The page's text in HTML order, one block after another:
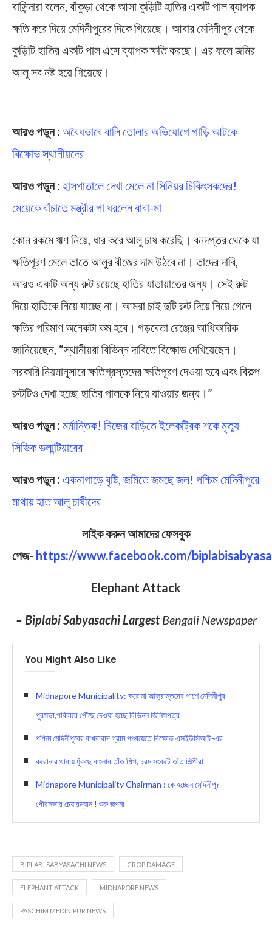
বাসিন্দারা বলেন, বাঁকুড়া থেকে আসা কুড়িটি হাতির একটি পাল ব্যাপক
ক্ষতি করে দিয়ে মেদিনীপুরের দিকে গিয়েছে। আবার মেদিনীপুর থেকে
কুড়িটি হাতির একটি পাল এসে ব্যাপক ক্ষতি করছে। এর ফলে জমির
আলু সব নষ্ট হয়ে গিয়েছে।
আরও পড়ুন : অবৈধভাবে বালি তোলার অভিযোগে গাড়ি আটকে
বিক্ষোভ স্থানীয়দের
আরও পড়ুন : হাসপাতালে দেখা মেলে না সিনিয়র চিকিৎসকদের!
মেয়েকে বাঁচাতে মন্ত্রীর পা ধরলেন বাবা-মা
কোন রকমে ঋণ নিয়ে, ধার করে আলু চাষ করেছি। বনদপ্তর থেকে যা
ক্ষতিপূরণ মেলে তাতে আলুর বীজের দাম উঠবে না। তাদের দাবি,
আরও একটি অন্য রুট রয়েছে হাতির যাতায়াতের জন্য। সেই রুট
দিয়ে হাতিকে নিয়ে যাচ্ছে না। আমরা চাই দুটি রুট দিয়ে নিয়ে গেলে
ক্ষতির পরিমাণ অনেকটা কম হবে। গড়বেতা রেঞ্জের আধিকারিক
জানিয়েছেন, “স্থানীয়রা বিভিন্ন দাবিতে বিক্ষোভ দেখিয়েছেন।
সরকারি নিয়মানুসারে ক্ষতিগ্রস্তদের ক্ষতিপূরণ দেওয়া হবে এবং বিকল্প
রুটটিও দেখা হচ্ছে হাতির পালকে নিয়ে যাওয়ার জন্য।”
আরও পড়ুন : মর্মান্তিক! নিজের বাড়িতে ইলেকট্রিক শকে মৃত্যু
সিভিক ভলান্টিয়ারের
আরও পড়ুন : একনাগাড়ে বৃষ্টি, জমিতে জমছে জল! পশ্চিম মেদিনীপুরে
মাথায় হাত আলু চাষীদের
লাইক করুন আমাদের ফেসবুক
পেজ- https://www.facebook.com/
Elephant Attack
– Biplabi Sabyasachi LargestBengali Newspaper
You Might Also Like
Midnapore Municipality: করোনা আক্রান্তদের পাশে মেদিনীপুর
পুরসভা,পরিবারে পৌঁছে দেওয়া হচ্ছে বিভিন্ন জিনিসপত্র
পশ্চিম মেদিনীপুরের বাখরাবাদ গ্রাম পঞ্চায়েতে বিক্ষোভ এসইউসিআই-এর
করোনার থাবায় ধুঁকছে বাংলার তাঁত শিল্প, চরম সংকটে তাঁত শিল্পীরা
Midnapore Municipality Chairman : কে হচ্ছেন মেদিনীপুর
পৌরসভার চেয়ারম্যান ! শুরু জল্পনা
BIPLABI SABYASACHI NEWS CROP DAMAGE
ELEPHANT ATTACK MIDNAPORE NEWS
PASCHIM MEDINIPUR NEWS